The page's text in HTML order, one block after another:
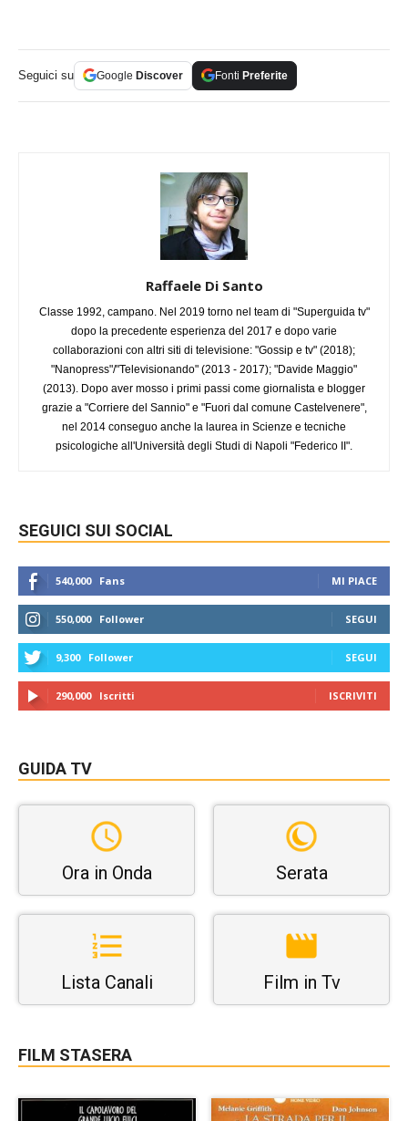
Seguici su Google Discover Fonti Preferite
Raffaele Di Santo
Classe 1992, campano. Nel 2019 torno nel team di "Superguida tv"
dopo la precedente esperienza del 2017 e dopo varie
collaborazioni con altri siti di televisione: "Gossip e tv" (2018);
"Nanopress"/"Televisionando" (2013 - 2017); "Davide Maggio"
(2013). Dopo aver mosso i primi passi come giornalista e blogger
grazie a "Corriere del Sannio" e "Fuori dal comune Castelvenere",
nel 2014 conseguo anche la laurea in Scienze e tecniche
psicologiche all'Università degli Studi di Napoli "Federico II".
SEGUICI SUI SOCIAL
540,000 Fans MI PIACE
550,000 Follower SEGUI
9,300 Follower SEGUI
290,000 Iscritti ISCRIVITI
GUIDA TV
Ora in Onda Serata
Lista Canali Film in Tv
FILM STASERA